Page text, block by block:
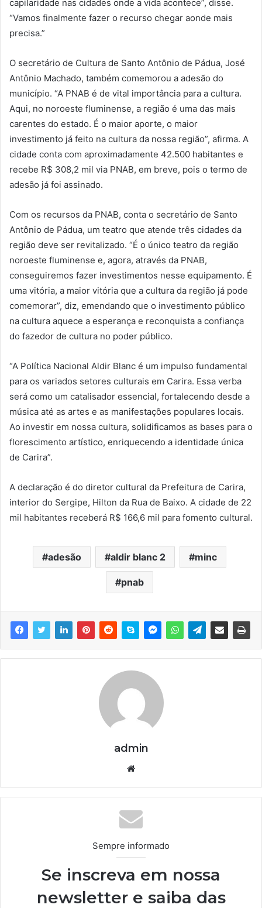
capilaridade nas cidades onde a vida acontece”, disse.
“Vamos finalmente fazer o recurso chegar aonde mais
precisa.”
O secretário de Cultura de Santo Antônio de Pádua, José
Antônio Machado, também comemorou a adesão do
município. “A PNAB é de vital importância para a cultura.
Aqui, no noroeste fluminense, a região é uma das mais
carentes do estado. É o maior aporte, o maior
investimento já feito na cultura da nossa região”, afirma. A
cidade conta com aproximadamente 42.500 habitantes e
recebe R$ 308,2 mil via PNAB, em breve, pois o termo de
adesão já foi assinado.
Com os recursos da PNAB, conta o secretário de Santo
Antônio de Pádua, um teatro que atende três cidades da
região deve ser revitalizado. “É o único teatro da região
noroeste fluminense e, agora, através da PNAB,
conseguiremos fazer investimentos nesse equipamento. É
uma vitória, a maior vitória que a cultura da região já pode
comemorar”, diz, emendando que o investimento público
na cultura aquece a esperança e reconquista a confiança
do fazedor de cultura no poder público.
“A Política Nacional Aldir Blanc é um impulso fundamental
para os variados setores culturais em Carira. Essa verba
será como um catalisador essencial, fortalecendo desde a
música até as artes e as manifestações populares locais.
Ao investir em nossa cultura, solidificamos as bases para o
florescimento artístico, enriquecendo a identidade única
de Carira”.
A declaração é do diretor cultural da Prefeitura de Carira,
interior do Sergipe, Hilton da Rua de Baixo. A cidade de 22
mil habitantes receberá R$ 166,6 mil para fomento cultural.
adesão aldir blanc 2 minc
pnab
admin
te
Sempre informado
Se inscreva em nossa
newsletter e saiba das